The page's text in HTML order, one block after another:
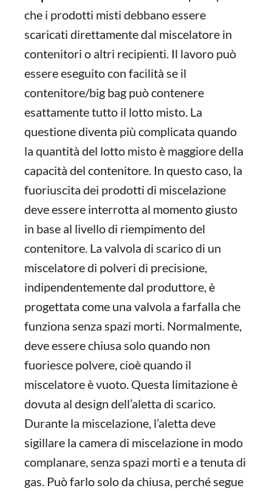
che i prodotti misti debbano essere
scaricati direttamente dal miscelatore in
contenitori o altri recipienti. Il lavoro può
essere eseguito con facilità se il
contenitore/big bag può contenere
esattamente tutto il lotto misto. La
questione diventa più complicata quando
la quantità del lotto misto è maggiore della
capacità del contenitore. In questo caso, la
fuoriuscita dei prodotti di miscelazione
deve essere interrotta al momento giusto
in base al livello di riempimento del
contenitore. La valvola di scarico di un
miscelatore di polveri di precisione,
indipendentemente dal produttore, è
progettata come una valvola a farfalla che
funziona senza spazi morti. Normalmente,
deve essere chiusa solo quando non
fuoriesce polvere, cioè quando il
miscelatore è vuoto. Questa limitazione è
dovuta al design dell’aletta di scarico.
Durante la miscelazione, l’aletta deve
sigillare la camera di miscelazione in modo
complanare, senza spazi morti e a tenuta di
gas. Può farlo solo da chiusa, perché segue